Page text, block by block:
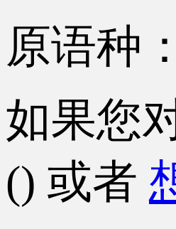
原语种：
如果您
() 或者